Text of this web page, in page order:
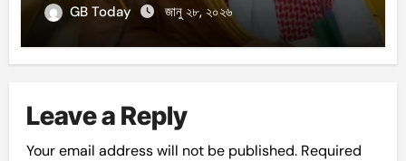
GB Today জানু ২৮, ২০২৬
Leave a Reply
Your email address will not be published. Required